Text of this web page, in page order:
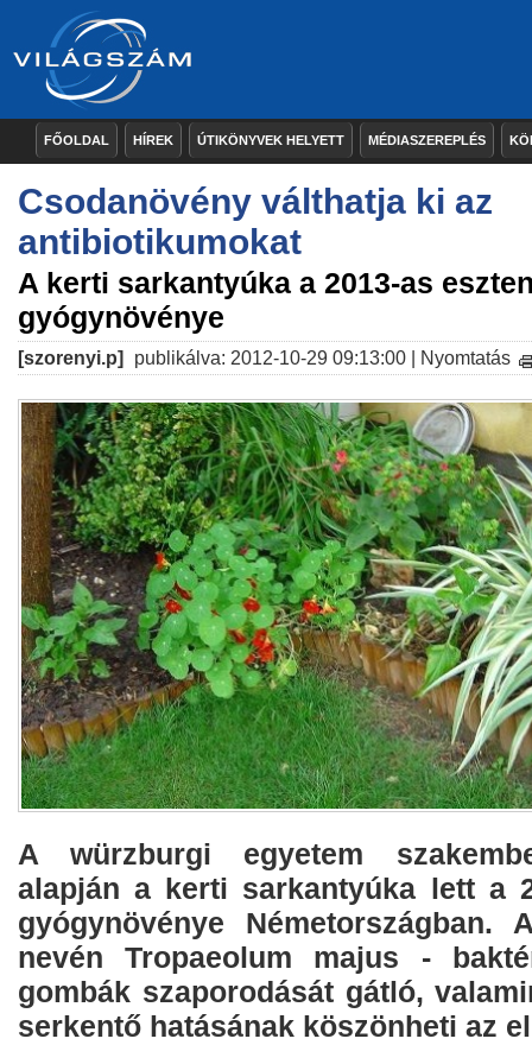
FŐOLDAL HÍREK ÚTIKÖNYVEK HELYETT MÉDIASZEREPLÉS
Csodanövény válthatja ki az
antibiotikumokat
A kerti sarkantyúka a 2013-as
gyógynövénye
[szorenyi.p] publikálva: 2012-10-29 09:13:00 | Nyomtatás
A würzburgi egyetem
alapján a kerti sarkantyúka lett a
gyógynövénye
nevén Tropaeolum majus -
gombák szaporodását gátló,
serkentő hatásának köszönheti az